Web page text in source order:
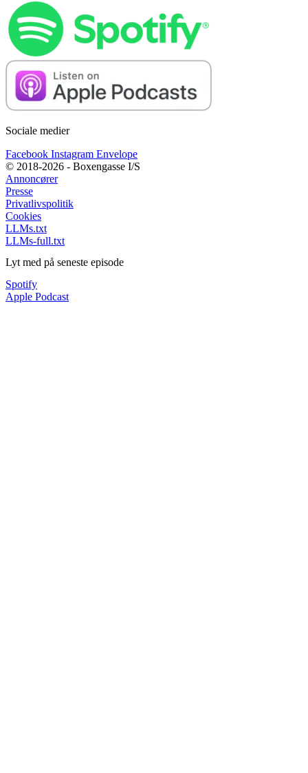
Sociale medier
Facebook Instagram Envelope
© 2018-2026 - Boxengasse I/S
Annoncører
Presse
Privatlivspolitik
Cookies
LLMs.txt
LLMs-full.txt
Lyt med på seneste episode
Spotify
Apple Podcast